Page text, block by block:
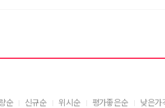
순 신규순 위시순 평가좋은순 낮은가